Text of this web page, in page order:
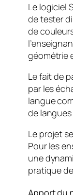
Le logiciel
de tester
de
géométrie
Le fait de
par les
langue
de
Le projet
Pour les
une
pratique